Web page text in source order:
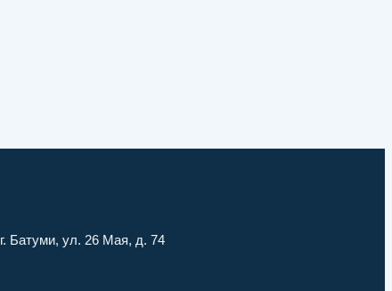
г. Батуми, ул. 26 Мая, д. 74